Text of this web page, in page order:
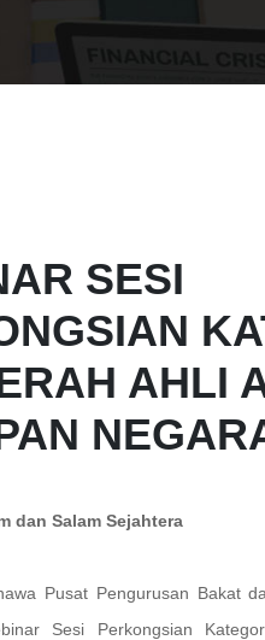
SESI
AHLI
dan Salam Sejahtera
Pusat Pengurusan Bakat
Sesi Perkongsian